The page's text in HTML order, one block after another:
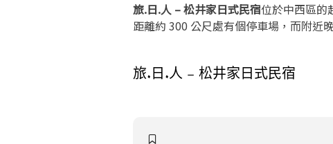
旅.日.人 – 松井家日式民宿位於中西區的
距離約 300 公尺處有個停車場，而附近
旅.日.人 – 松井家日式民宿